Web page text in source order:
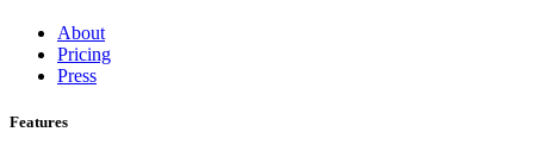
About
Pricing
Press
Features